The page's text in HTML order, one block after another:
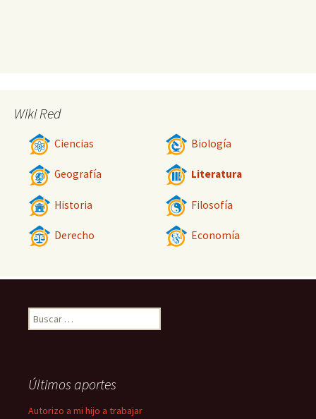
Wiki Red
Ciencias Biología
Geografía Literatura
Historia Filosofía
Derecho Economía
Buscar:
Últimos aportes
Autorizo a mi hijo a trabajar